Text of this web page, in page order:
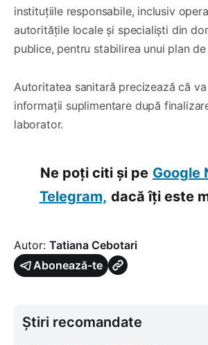
instituțiile responsabile, inclusiv
autoritățile locale și specialiști din
publice, pentru stabilirea unui plan
Autoritatea sanitară precizează că
informații suplimentare după
laborator.
Ne poți citi și pe Google
Telegram, dacă îți este
Autor: Tatiana Cebotari
Abonează-te
Știri recomandate